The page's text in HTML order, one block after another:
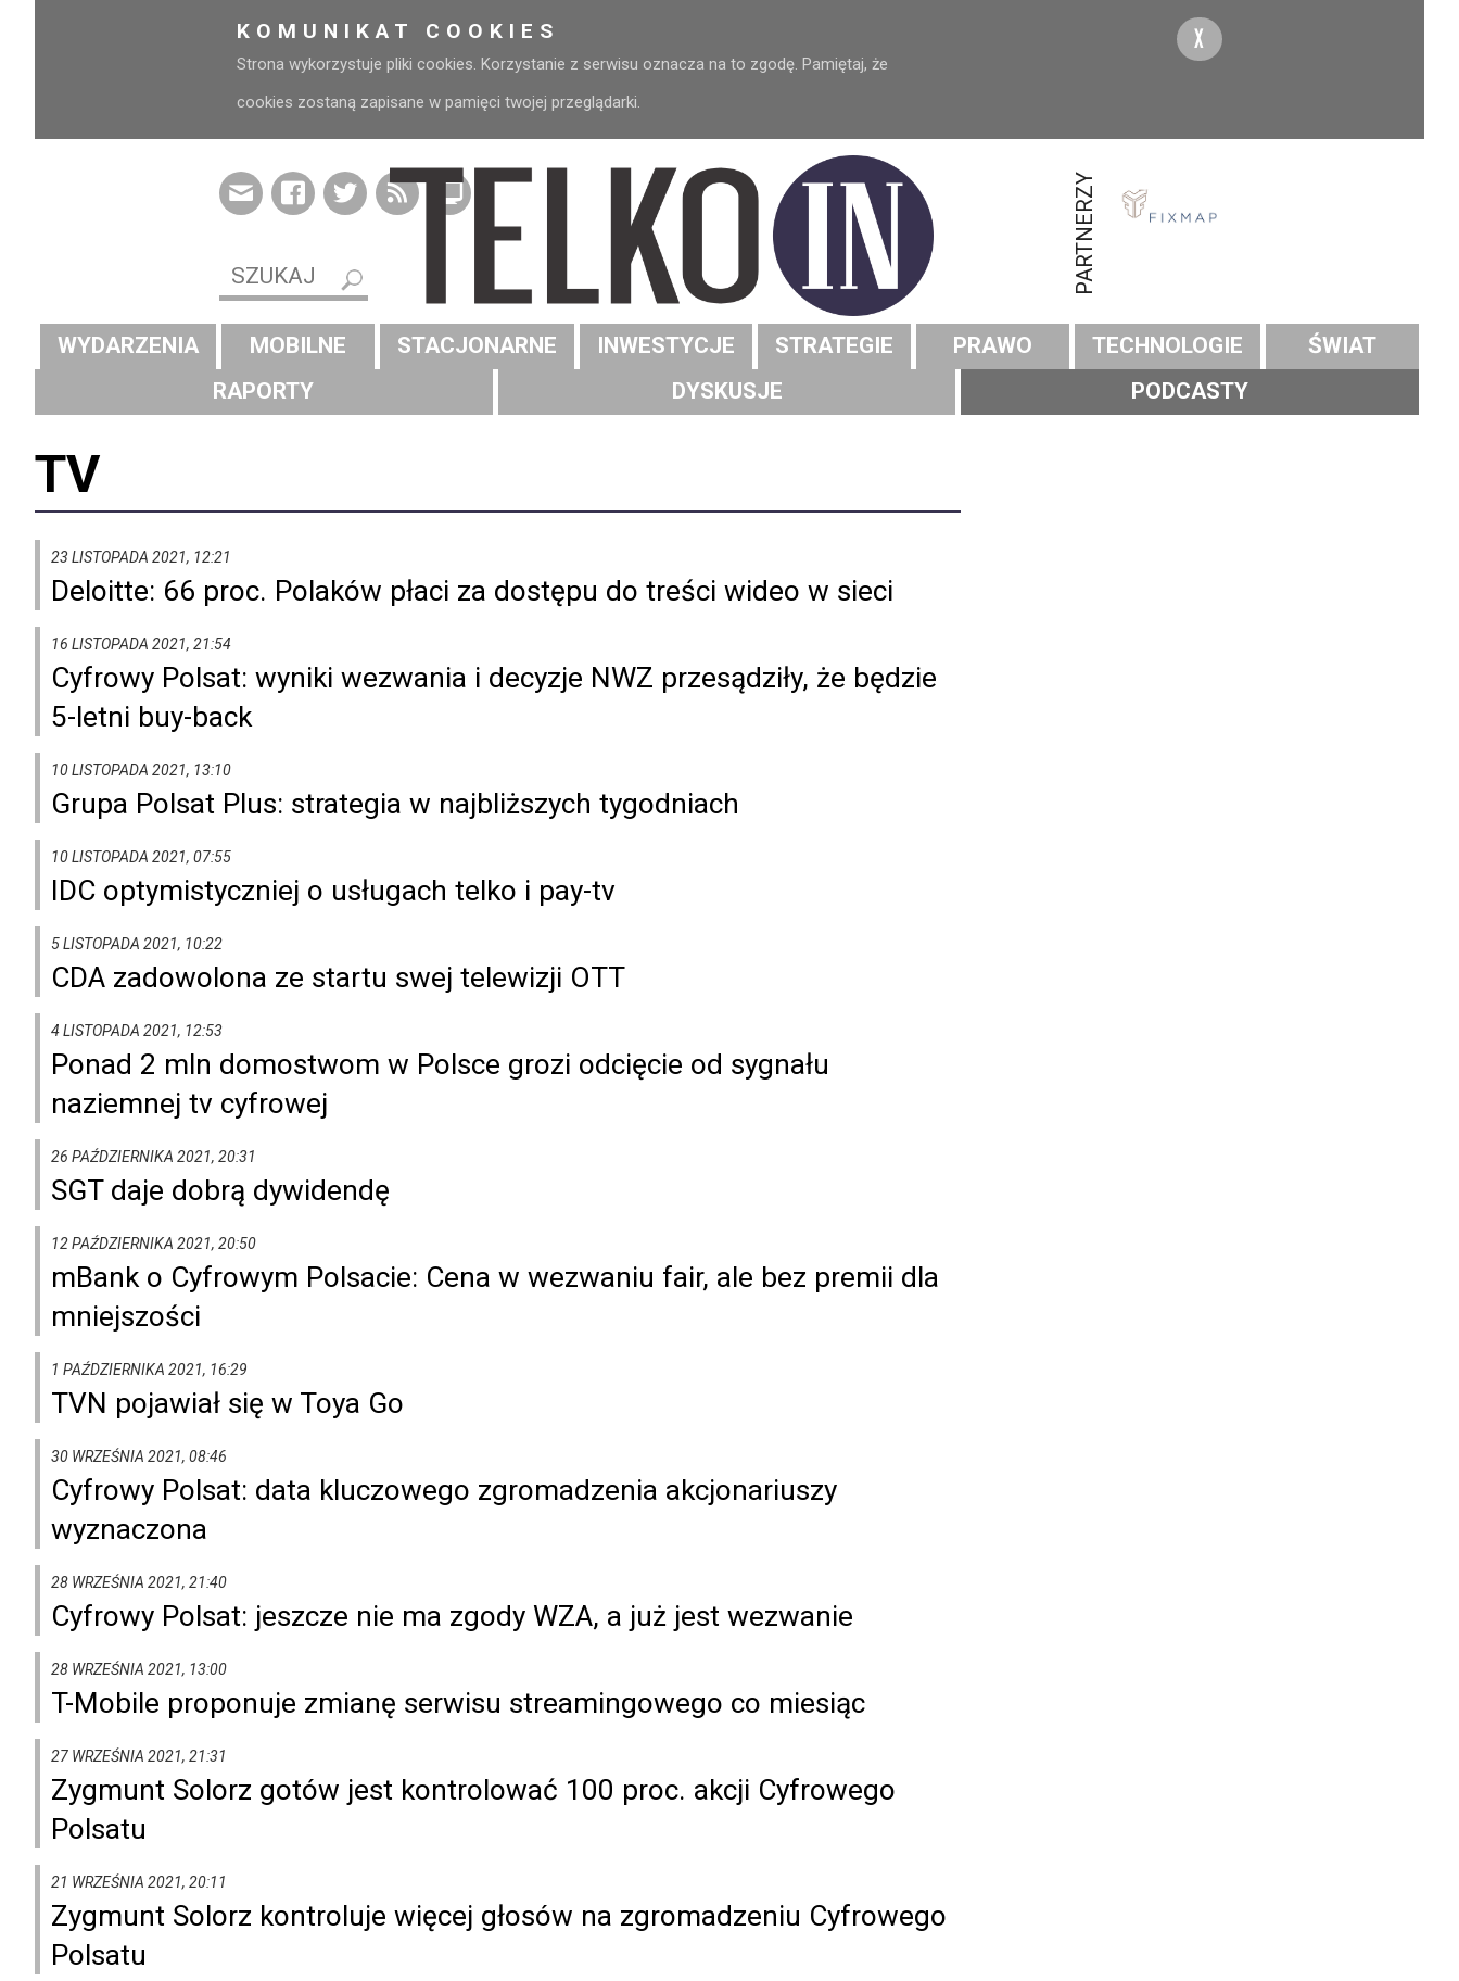
KOMUNIKAT COOKIES
Strona wykorzystuje pliki cookies. Korzystanie z serwisu oznacza na to zgodę. Pamiętaj, że
cookies zostaną zapisane w pamięci twojej przeglądarki.
X
PARTNERZY
WYDARZENIA MOBILNE STACJONARNE INWESTYCJE STRATEGIE PRAWO TECHNOLOGIE
ŚWIAT
RAPORTY
DYSKUSJE PODCASTY
TV
23 LISTOPADA 2021, 12:21
Deloitte: 66 proc. Polaków płaci za dostępu do treści wideo w sieci
16 LISTOPADA 2021, 21:54
Cyfrowy Polsat: wyniki wezwania i decyzje NWZ przesądziły, że będzie
5-letni buy-back
10 LISTOPADA 2021, 13:10
Grupa Polsat Plus: strategia w najbliższych tygodniach
10 LISTOPADA 2021, 07:55
IDC optymistyczniej o usługach telko i pay-tv
5 LISTOPADA 2021, 10:22
CDA zadowolona ze startu swej telewizji OTT
4 LISTOPADA 2021, 12:53
Ponad 2 mln domostwom w Polsce grozi odcięcie od sygnału
naziemnej tv cyfrowej
26 PAŹDZIERNIKA 2021, 20:31
SGT daje dobrą dywidendę
12 PAŹDZIERNIKA 2021, 20:50
mBank o Cyfrowym Polsacie: Cena w wezwaniu fair, ale bez premii dla
mniejszości
1 PAŹDZIERNIKA 2021, 16:29
TVN pojawiał się w Toya Go
30 WRZEŚNIA 2021, 08:46
Cyfrowy Polsat: data kluczowego zgromadzenia akcjonariuszy
wyznaczona
28 WRZEŚNIA 2021, 21:40
Cyfrowy Polsat: jeszcze nie ma zgody WZA, a już jest wezwanie
28 WRZEŚNIA 2021, 13:00
T-Mobile proponuje zmianę serwisu streamingowego co miesiąc
27 WRZEŚNIA 2021, 21:31
Zygmunt Solorz gotów jest kontrolować 100 proc. akcji Cyfrowego
Polsatu
21 WRZEŚNIA 2021, 20:11
Zygmunt Solorz kontroluje więcej głosów na zgromadzeniu Cyfrowego
Polsatu